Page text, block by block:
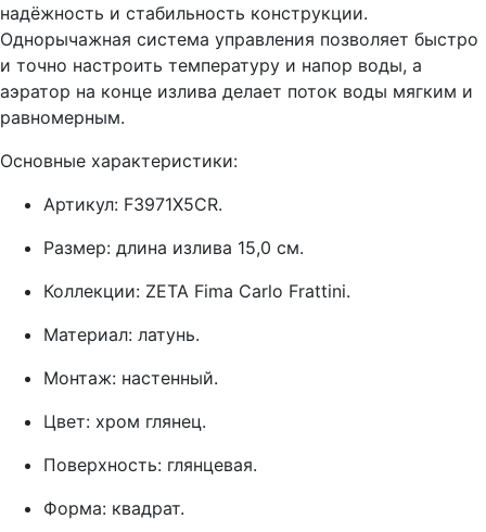
надёжность и стабильность конструкции.
Однорычажная система управления позволяет быстро
и точно настроить температуру и напор воды, а
аэратор на конце излива делает поток воды мягким и
равномерным.
Основные характеристики:
Артикул: F3971X5CR.
Размер: длина излива 15,0 см.
Коллекции: ZETA Fima Carlo Frattini.
Материал: латунь.
Монтаж: настенный.
Цвет: хром глянец.
Поверхность: глянцевая.
Форма: квадрат.